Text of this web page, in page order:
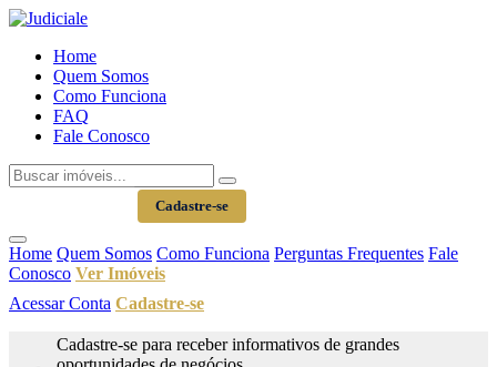
Home
Quem Somos
Como Funciona
FAQ
Fale Conosco
Cadastre-se
Home Quem Somos Como Funciona Perguntas Frequentes Fale
Conosco Ver Imóveis
Acessar Conta Cadastre-se
Cadastre-se para receber informativos de grandes